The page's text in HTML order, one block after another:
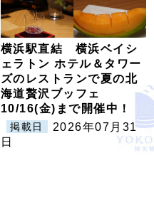
横浜駅直結 横浜ベイシ
ェラトン ホテル＆タワー
ズのレストランで夏の北
海道贅沢ブッフェ
10/16(金)まで開催中！
掲載日
2026年07月31
日